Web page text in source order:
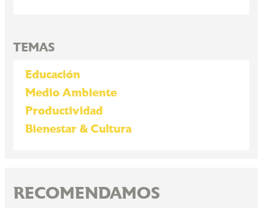
TEMAS
Educación
Medio Ambiente
Productividad
Bienestar & Cultura
RECOMENDAMOS